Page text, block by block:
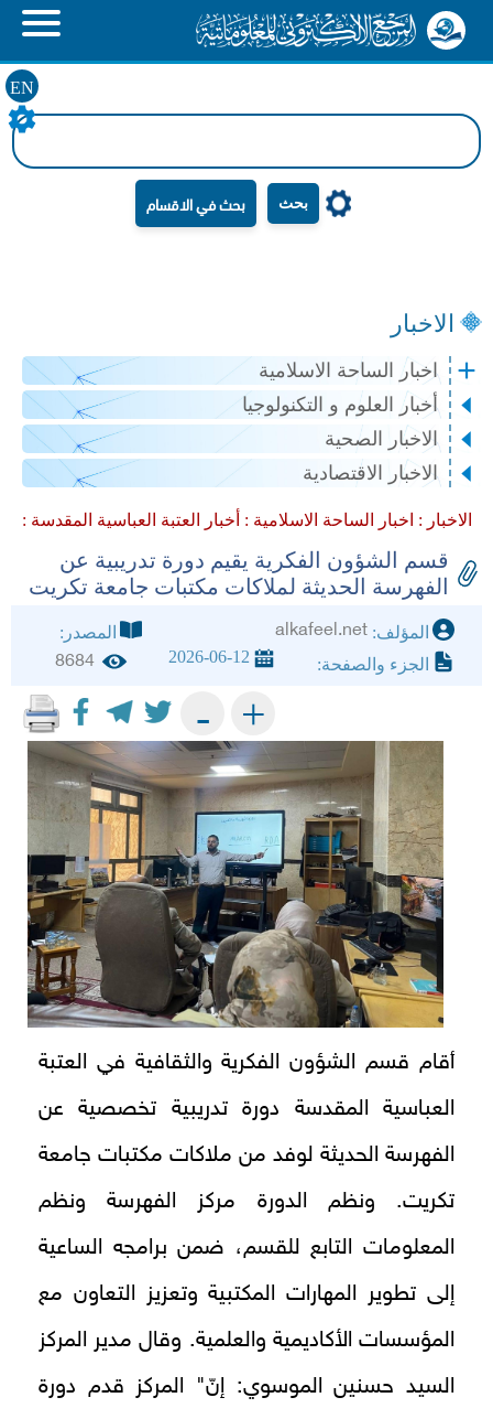
EN
بحث
الاخبار
اخبار الساحة الاسلامية
أخبار العلوم و التكنولوجيا
الاخبار الصحية
الاخبار الاقتصادية
الاخبار : اخبار الساحة الاسلامية : أخبار العتبة العباسية المقدسة :
قسم الشؤون الفكرية يقيم دورة تدريبية عن
الفهرسة الحديثة لملاكات مكتبات جامعة تكريت
المؤلف: alkafeel.net
المصدر:
الجزء والصفحة:
2026-06-12
8684
+
-
أقام قسم الشؤون الفكرية والثقافية في العتبة
العباسية المقدسة دورة تدريبية تخصصية عن
الفهرسة الحديثة لوفد من ملاكات مكتبات جامعة
تكريت. ونظم الدورة مركز الفهرسة ونظم
المعلومات التابع للقسم، ضمن برامجه الساعية
إلى تطوير المهارات المكتبية وتعزيز التعاون مع
المؤسسات الأكاديمية والعلمية. وقال مدير المركز
السيد حسنين الموسوي: إنّ" المركز قدم دورة